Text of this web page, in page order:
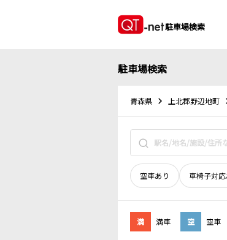
駐車場検索
駐車場検索
青森県 上北郡野辺地町
空車あり 車椅子対応
満 満車 空 空車